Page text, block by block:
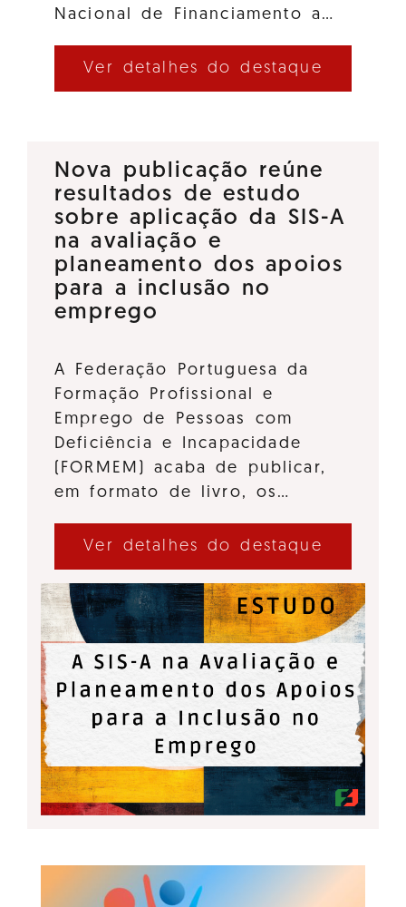
Nacional de Financiamento a…
Ver detalhes do destaque
Nova publicação reúne
resultados de estudo
sobre aplicação da SIS-A
na avaliação e
planeamento dos apoios
para a inclusão no
emprego
A Federação Portuguesa da
Formação Profissional e
Emprego de Pessoas com
Deficiência e Incapacidade
(FORMEM) acaba de publicar,
em formato de livro, os…
Ver detalhes do destaque